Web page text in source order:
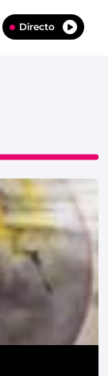
Directo